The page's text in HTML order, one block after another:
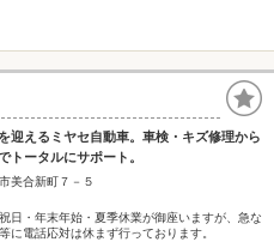
迎えるミヤセ自動車。車検・キズ修理から
トータルにサポート。
美合新町７－５
祝日・年末年始・夏季休業が御座いますが、急な
に電話応対は休まず行っております。